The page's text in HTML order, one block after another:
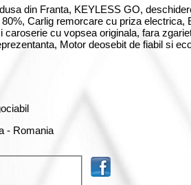
din Franta, KEYLESS GO,
Carlig remorcare cu priza electrica,
cu vopsea originala, fara
Motor deosebit de fiabil si
- Romania